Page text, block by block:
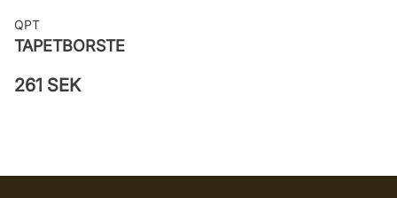
QPT
TAPETBORSTE
261 SEK